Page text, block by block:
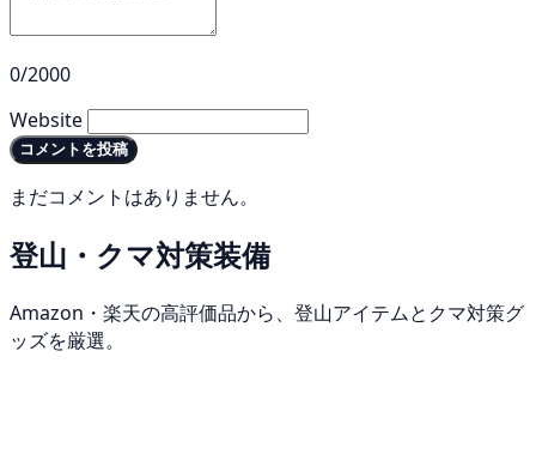
0/2000
Website
コメントを投稿
まだコメントはありません。
登山・クマ対策装備
Amazon・楽天の高評価品から、登山アイテムとクマ対策グ
ッズを厳選。